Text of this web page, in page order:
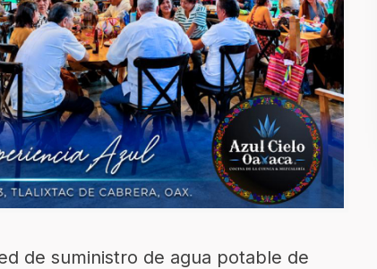
de suministro de agua potable de